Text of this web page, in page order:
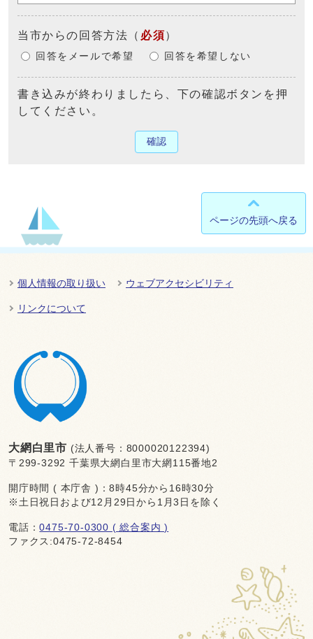
当市からの回答方法 （ 必須）
回答をメールで希望 回答を希望しない
書き込みが終わりましたら、下の確認ボタンを押
してください。
確認
ページの先頭へ戻る
個人情報の取り扱い ウェブアクセシビリティ
リンクについて
大網白里市 (法人番号：8000020122394)
〒299-3292 千葉県大網白里市大網115番地2
開庁時間 ( 本庁舎 )：8時45分から16時30分
※土日祝日および12月29日から1月3日を除く
電話：0475-70-0300 ( 総合案内 )
ファクス:0475-72-8454